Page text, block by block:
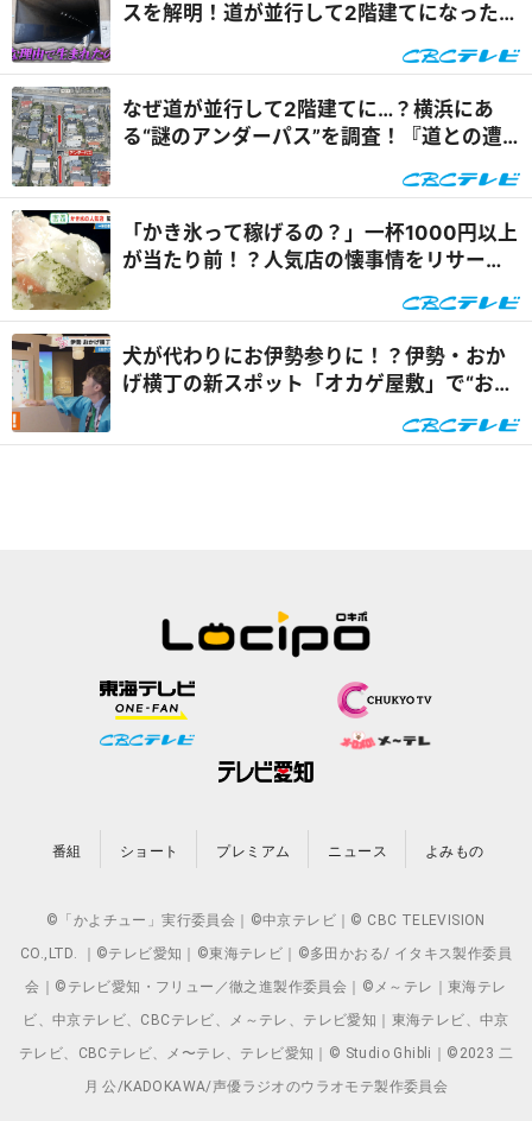
スを解明！道が並行して2階建てになったワ
なぜ道が並行して2階建てに…？横浜にあ
る“謎のアンダーパス”を調査！『道との遭
「かき氷って稼げるの？」一杯1000円以上
が当たり前！？人気店の懐事情をリサーチ
犬が代わりにお伊勢参りに！？伊勢・おか
げ横丁の新スポット「オカゲ屋敷」で“おか
番組 ショート プレミアム ニュース よみもの
©「かよチュー」実行委員会｜©中京テレビ｜© CBC TELEVISION
CO.,LTD. ｜©テレビ愛知｜©東海テレビ｜©多田かおる/ イタキス製作委員
会｜©テレビ愛知・フリュー／徹之進製作委員会｜©メ～テレ｜東海テレ
ビ、中京テレビ、CBCテレビ、メ～テレ、テレビ愛知｜東海テレビ、中京
テレビ、CBCテレビ、メ〜テレ、テレビ愛知｜© Studio Ghibli｜©2023 二
月 公/KADOKAWA/声優ラジオのウラオモテ製作委員会